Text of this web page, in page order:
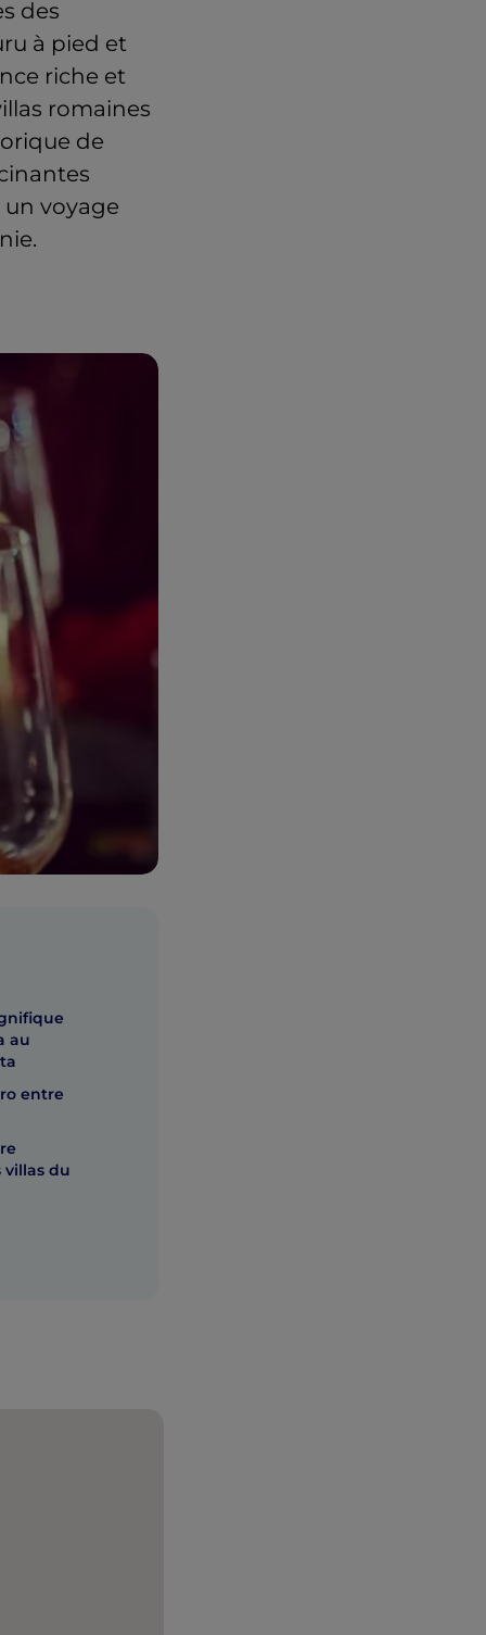
des
à pied et
riche et
romaines
de
un voyage
au
entre
villas du